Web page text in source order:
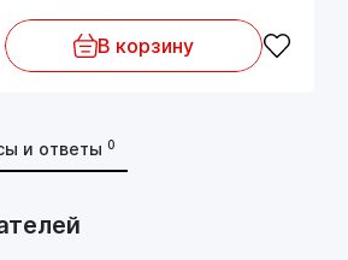
В корзину
и ответы 0